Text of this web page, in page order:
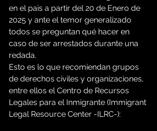
en el pais a partir del 20 de Enero de
2025 y ante el temor generalizado
todos se preguntan qué hacer en
caso de ser arrestados durante una
redada.
Esto es lo que recomiendan grupos
de derechos civiles y organizaciones,
entre ellos el Centro de Recursos
Legales para el Inmigrante (Immigrant
Legal Resource Center -ILRC-):